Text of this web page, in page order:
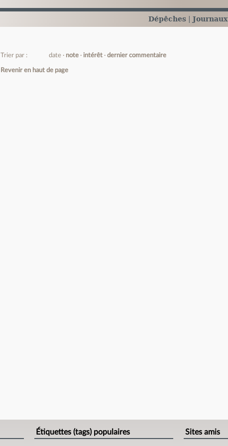
Dépêches Journaux
Trier par : date note intérêt dernier commentaire
Revenir en haut de page
Étiquettes (tags) populaires Sites amis